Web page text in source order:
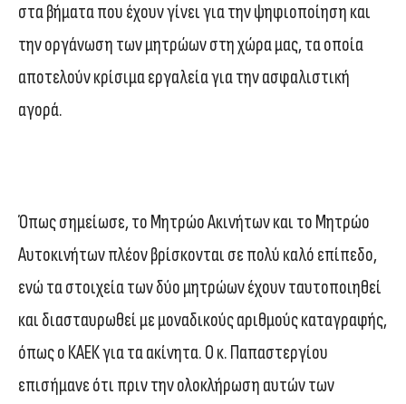
στα βήματα που έχουν γίνει για την ψηφιοποίηση και
την οργάνωση των μητρώων στη χώρα μας, τα οποία
αποτελούν κρίσιμα εργαλεία για την ασφαλιστική
αγορά.
Όπως σημείωσε, το Μητρώο Ακινήτων και το Μητρώο
Αυτοκινήτων πλέον βρίσκονται σε πολύ καλό επίπεδο,
ενώ τα στοιχεία των δύο μητρώων έχουν ταυτοποιηθεί
και διασταυρωθεί με μοναδικούς αριθμούς καταγραφής,
όπως ο ΚΑΕΚ για τα ακίνητα. Ο κ. Παπαστεργίου
επισήμανε ότι πριν την ολοκλήρωση αυτών των